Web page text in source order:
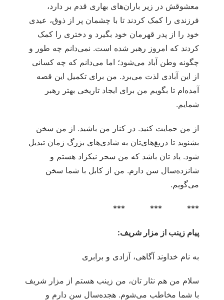
معشوقش در زیر باران‌های بهاری قدم بر دارد،
فرزندی را کمک کردند تا با چشمان پر از ذوق، عیدی
خود را از پدر قهرمان خود بگیرد و دختری را کمک
کردند که امروز رهبر شده است. نمی‌دانم چه طور و
چگونه وطن آباد می‌شود؛ اما می‌دانم که چه کسانی
از این آبادی لذت می‌برد. من برای تکمیل این قصه
آمده‌ام تا بگویم من برای ایجاد تاریخی بهتر رهبر
شمایم.
از من حمایت کنید. در کنار من باشید. از من سخن
بشنوید تا دریغ‌های‌تان به شادی‌های بزرگ زمان تبدیل
شود. یاد تان باشد که من سحر نیکزاد هستم و
شانزده‌سال سن دارم. من از کابل با شما سخن
می‌گویم.
*** *** ***
پیام زینب از مزار شریف:
به نام خداوند آگاهی، آزادی و برابری
سلام من هم نثار تان، من زینب هستم از مزار شریف
با شما مخاطب می‌شوم. هجده‌سال سن دارم و